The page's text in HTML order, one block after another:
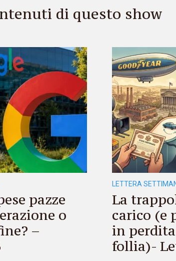
di questo show
pazze
o
–
LETTERA
La
carico (e
in
follia)-